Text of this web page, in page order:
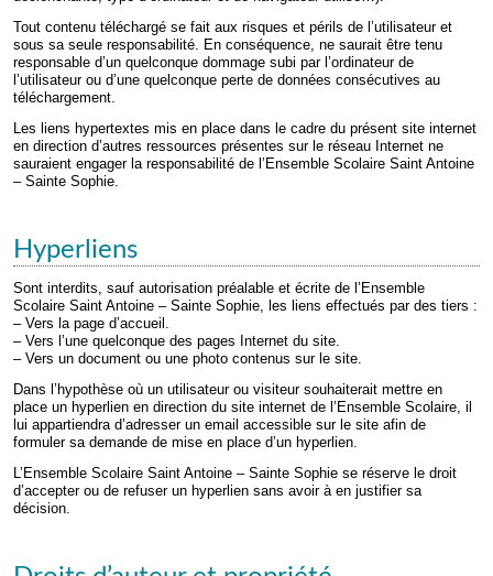
Tout contenu téléchargé se fait aux risques et périls de l’utilisateur et
sous sa seule responsabilité. En conséquence, ne saurait être tenu
responsable d’un quelconque dommage subi par l’ordinateur de
l’utilisateur ou d’une quelconque perte de données consécutives au
téléchargement.
Les liens hypertextes mis en place dans le cadre du présent site internet
en direction d’autres ressources présentes sur le réseau Internet ne
sauraient engager la responsabilité de l’Ensemble Scolaire Saint Antoine
– Sainte Sophie.
Hyperliens
Sont interdits, sauf autorisation préalable et écrite de l’Ensemble
Scolaire Saint Antoine – Sainte Sophie, les liens effectués par des tiers :
– Vers la page d’accueil.
– Vers l’une quelconque des pages Internet du site.
– Vers un document ou une photo contenus sur le site.
Dans l’hypothèse où un utilisateur ou visiteur souhaiterait mettre en
place un hyperlien en direction du site internet de l’Ensemble Scolaire, il
lui appartiendra d’adresser un email accessible sur le site afin de
formuler sa demande de mise en place d’un hyperlien.
L’Ensemble Scolaire Saint Antoine – Sainte Sophie se réserve le droit
d’accepter ou de refuser un hyperlien sans avoir à en justifier sa
décision.